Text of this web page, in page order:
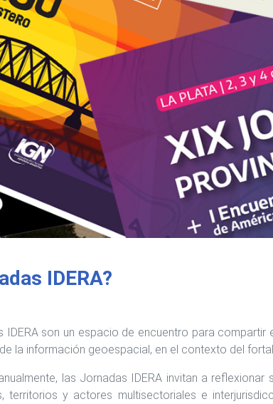
IDERA?
IDERA son un espacio de encuentro para
la información geoespacial, en el contexto del
las Jornadas IDERA invitan a
territorios y actores multisectoriales e